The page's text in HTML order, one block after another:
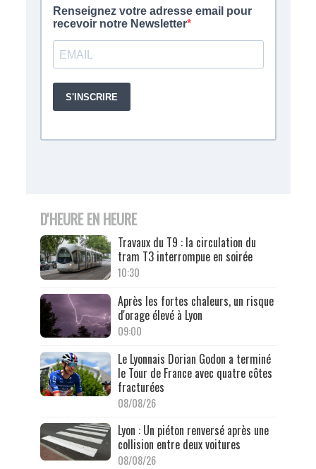
D'HEURE EN HEURE
Travaux du T9 : la circulation du
tram T3 interrompue en soirée
10:30
Après les fortes chaleurs, un risque
d'orage élevé à Lyon
09:00
Le Lyonnais Dorian Godon a terminé
le Tour de France avec quatre côtes
fracturées
08/08/26
Lyon : Un piéton renversé après une
collision entre deux voitures
08/08/26